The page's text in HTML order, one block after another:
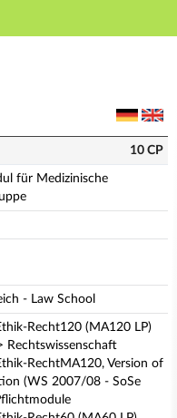
für Medizinische
10 CP
für Medizinische
- Law School
Recht120 (MA120 LP)
Rechtswissenschaft
RechtMA120, Version of
(WS 2007/08 - SoSe